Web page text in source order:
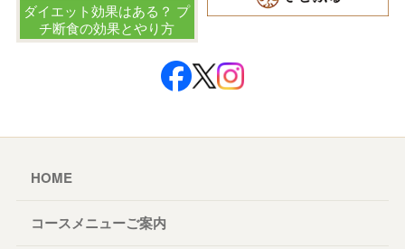
ダイエット効果はある？ プ
チ断食の効果とやり方
HOME
コースメニューご案内